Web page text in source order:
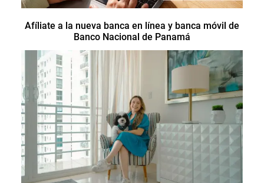
Afíliate a la nueva banca en línea y banca móvil de
Banco Nacional de Panamá